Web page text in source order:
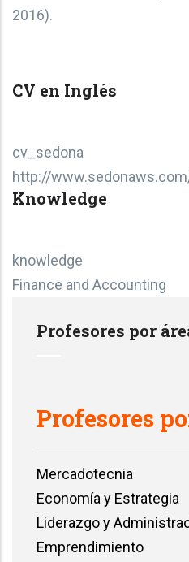
2016).
CV en Inglés
cv_sedona
http://
Knowledge
knowledge
Finance and Accounting
Profesores por
Profesores
Mercadotecnia
Economía y Estrategia
Liderazgo y
Emprendimiento